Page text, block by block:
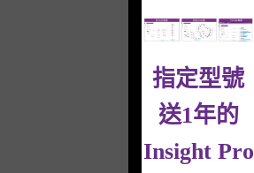
指定型號
送1年的
Insight Pro